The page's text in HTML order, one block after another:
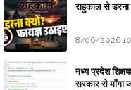
राहुकाल से डरना
8/06/2026
मध्य प्रदेश शिक्षक
सरकार से माँगा